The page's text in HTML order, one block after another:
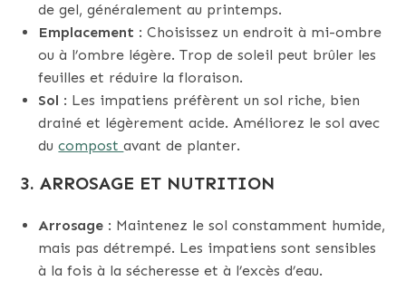
de gel, généralement au printemps.
Emplacement : Choisissez un endroit à mi-ombre
ou à l’ombre légère. Trop de soleil peut brûler les
feuilles et réduire la floraison.
Sol : Les impatiens préfèrent un sol riche, bien
drainé et légèrement acide. Améliorez le sol avec
ducompostavant de planter.
3.ARROSAGE ET NUTRITION
Arrosage : Maintenez le sol constamment humide,
mais pas détrempé. Les impatiens sont sensibles
à la fois à la sécheresse et à l’excès d’eau.